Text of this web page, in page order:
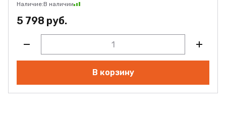
Наличие:В наличии
5 798 руб.
В корзину